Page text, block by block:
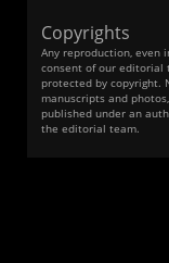
Copyrights
Any reproduction,
consent of our editorial
protected by copyright.
manuscripts and
published under an
the editorial team.